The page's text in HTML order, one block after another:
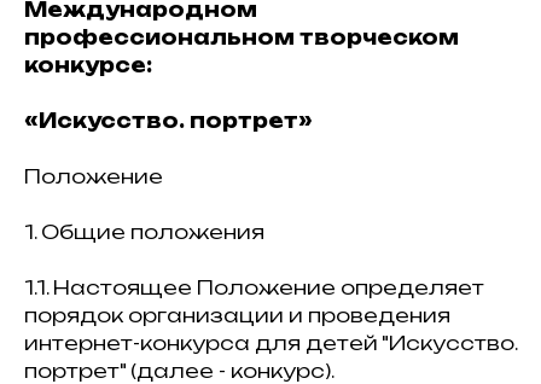
Международном
профессиональном творческом
конкурсе:
«Искусство. портрет»
Положение
1. Общие положения
1.1. Настоящее Положение определяет
порядок организации и проведения
интернет-конкурса для детей "Искусство.
портрет" (далее - конкурс).